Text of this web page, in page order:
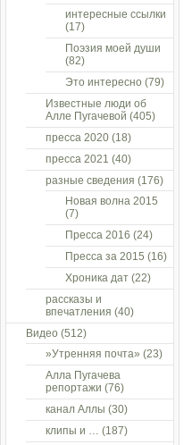
интересные ссылки
(17)
Поэзия моей души
(82)
Это интересно (79)
Известные люди об
Алле Пугачевой (405)
пресса 2020 (18)
пресса 2021 (40)
разные сведения (176)
Новая волна 2015
(7)
Пресса 2016 (24)
Пресса за 2015 (16)
Хроника дат (22)
рассказы и
впечатления (40)
Видео (512)
»Утренняя почта» (23)
Алла Пугачева
репортажи (76)
канал Аллы (30)
клипы и … (187)